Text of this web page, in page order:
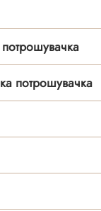
потрошувачка